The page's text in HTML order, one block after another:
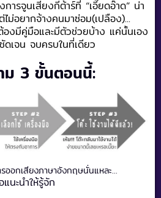
ารจูนเสียงกีต้าร์ที่ “เอี๊ยดอ๊าด” น่า
ม่อยากจ้างคนมาซ่อม(เปลือง)...
งมีคู่มือและมีตัวช่วยบ้าง แค่นั้นเอง
เจน จบครบในที่เดียว
ม 3 ขั้นตอนนี้:
อกเสียงภาษาอังกฤษนั่นแหละ...
แนะนำให้รู้จัก